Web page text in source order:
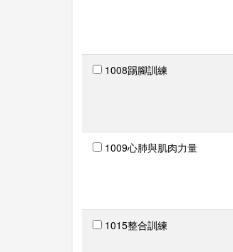
1008踢腳訓練
1009心肺與肌肉力量
1015整合訓練